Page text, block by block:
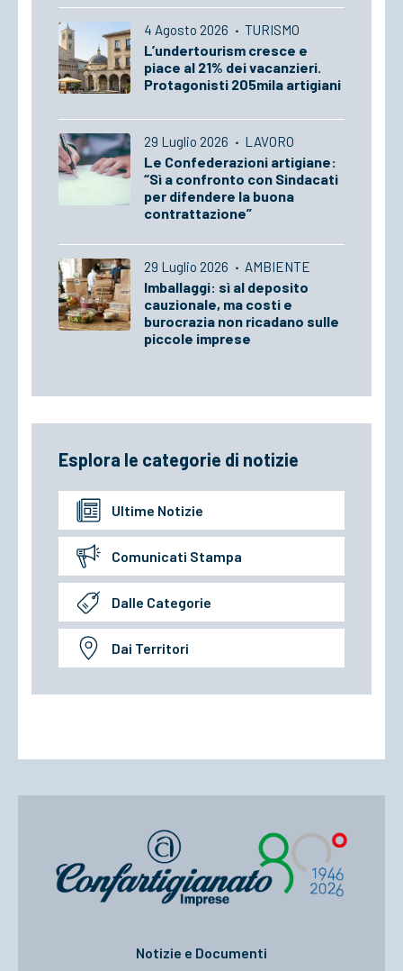
4 Agosto 2026 · TURISMO
L’undertourism cresce e
piace al 21% dei vacanzieri.
Protagonisti 205mila artigiani
29 Luglio 2026 · LAVORO
Le Confederazioni artigiane:
“Sì a confronto con Sindacati
per difendere la buona
contrattazione”
29 Luglio 2026 · AMBIENTE
Imballaggi: sì al deposito
cauzionale, ma costi e
burocrazia non ricadano sulle
piccole imprese
Esplora le categorie di notizie
Ultime Notizie
Comunicati Stampa
Dalle Categorie
Dai Territori
Notizie e Documenti